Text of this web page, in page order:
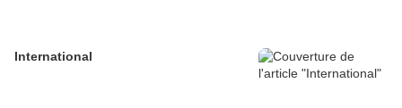
International